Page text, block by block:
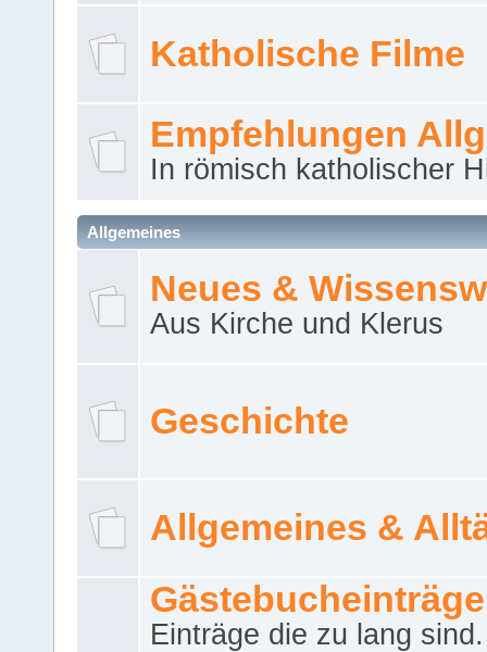
Katholische Filme
Empfehlungen
In römisch katholischer
Allgemeines
Neues &
Aus Kirche und Klerus
Geschichte
Allgemeines &
Gästebucheinträge
Einträge die zu lang